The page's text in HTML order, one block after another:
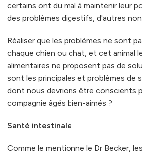
certains ont du mal à maintenir leur
des problèmes digestifs, d'autres non.
Réaliser que les problèmes ne sont
chaque chien ou chat, et cet animal
alimentaires ne proposent pas de
sont les principales et problèmes de
dont nous devrions être conscients
compagnie âgés bien-aimés ?
Santé intestinale
Comme le mentionne le Dr Becker,